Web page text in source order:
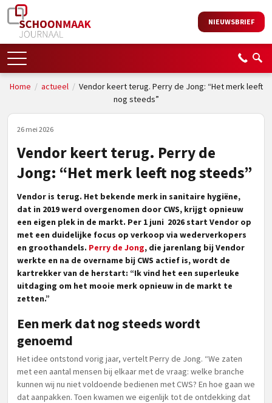
NIEUWSBRIEF
Home / actueel/ Vendor keert terug. Perry de Jong: “Het merk leeft
nog steeds”
26 mei 2026
Vendor keert terug. Perry de
Jong: “Het merk leeft nog steeds”
Vendor is terug. Het bekende merk in sanitaire hygiëne,
dat in 2019 werd overgenomen door CWS, krijgt opnieuw
een eigen plek in de markt. Per 1 juni 2026 start Vendor op
met een duidelijke focus op verkoop via wederverkopers
en groothandels. Perry de Jong, die jarenlang bij Vendor
werkte en na de overname bij CWS actief is, wordt de
kartrekker van de herstart: “Ik vind het een superleuke
uitdaging om het mooie merk opnieuw in de markt te
zetten.”
Een merk dat nog steeds wordt
genoemd
Het idee ontstond vorig jaar, vertelt Perry de Jong. “We zaten
met een aantal mensen bij elkaar met de vraag: welke branche
kunnen wij nu niet voldoende bedienen met CWS? En hoe gaan we
dat aanpakken. Toen kwamen we eigenlijk tot de ontdekking dat